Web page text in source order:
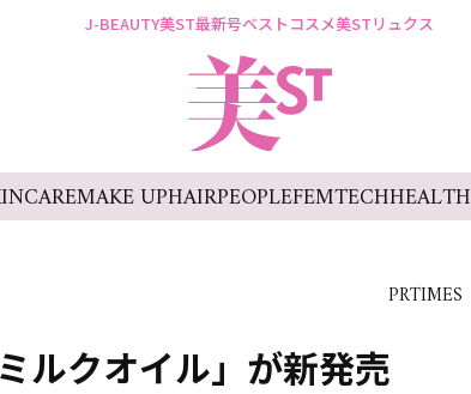
J-BEAUTY美ST最新号ベストコスメ美STリュクス
MAKE UPHAIRPEOPLEFEMTECHHEALTH
PRTIMES
ルクオイル」が新発売